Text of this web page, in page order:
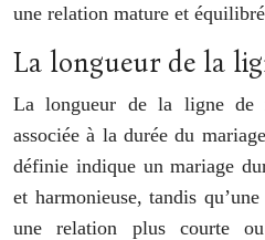
une relation mature et
La longueur de la
La longueur de la ligne de
associée à la durée du
définie indique un mariage
et harmonieuse, tandis
une relation plus courte